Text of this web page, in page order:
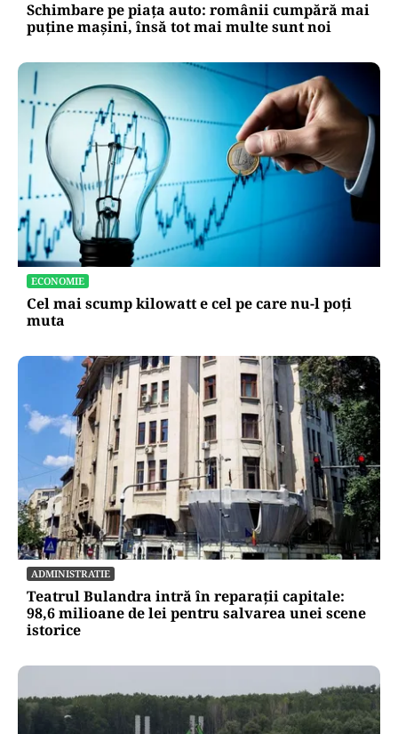
Schimbare pe piața auto: românii cumpără mai
puține mașini, însă tot mai multe sunt noi
ECONOMIE
Cel mai scump kilowatt e cel pe care nu-l poți
muta
ADMINISTRATIE
Teatrul Bulandra intră în reparații capitale:
98,6 milioane de lei pentru salvarea unei scene
istorice